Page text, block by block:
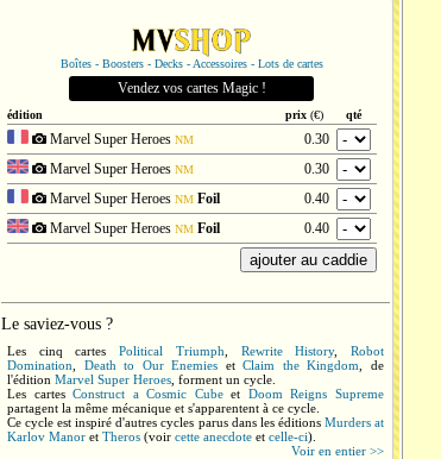
Boîtes - Boosters - Decks - Accessoires - Lots de cartes
Vendez vos cartes Magic !
édition prix (€) qté
Marvel Super Heroes NM
0.30
Marvel Super Heroes NM
0.30
Marvel Super Heroes NM Foil
0.40
Marvel Super Heroes NM Foil 0.40
Le saviez-vous ?
Les cinq cartesPolitical Triumph Rewrite History,Robot
Domination
Death to Our Enemies etClaim the Kingdom
, de
l'édition Marvel Super Heroes , forment un cycle.
Les cartesConstruct a Cosmic Cubeet Doom Reigns Supreme
partagent la même mécanique et s'apparentent à ce cycle.
Ce cycle est inspiré d'autres cycles parus dans les éditions Murders at
Karlov Manor et Theros (voir cette anecdote et celle-ci).
Voir en entier >>